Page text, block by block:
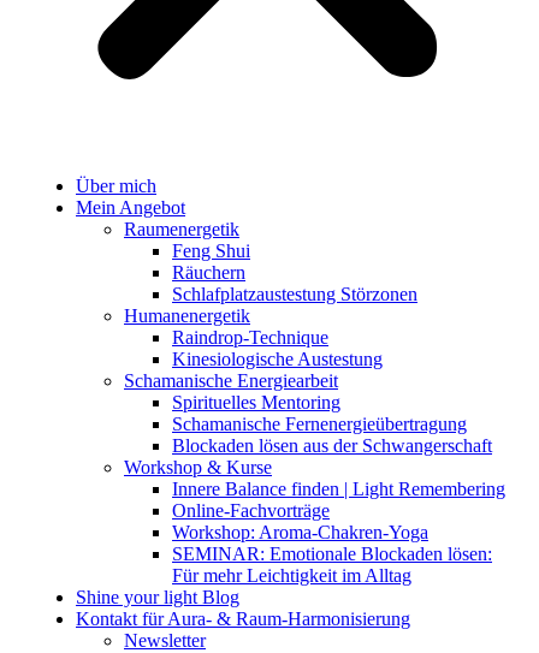
Über mich
Mein Angebot
Raumenergetik
Feng Shui
Räuchern
Schlafplatzaustestung Störzonen
Humanenergetik
Raindrop-Technique
Kinesiologische Austestung
Schamanische Energiearbeit
Spirituelles Mentoring
Schamanische Fernenergieübertragung
Blockaden lösen aus der Schwangerschaft
Workshop & Kurse
Innere Balance finden | Light Remembering
Online-Fachvorträge
Workshop: Aroma-Chakren-Yoga
SEMINAR: Emotionale Blockaden lösen:
Für mehr Leichtigkeit im Alltag
Shine your light Blog
Kontakt für Aura- & Raum-Harmonisierung
Newsletter